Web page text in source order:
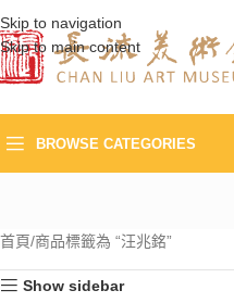
Skip to navigation
Skip to main content
BROWSE CATEGORIES
首頁 商品標籤為 “汪兆銘”
Show sidebar